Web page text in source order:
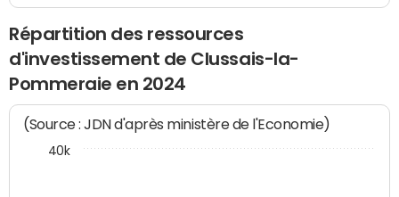
Répartition des ressources
d'investissement de Clussais-la-
Pommeraie en 2024
(Source : JDN d'après ministère de l'Economie)
40k